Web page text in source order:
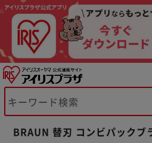
BRAUN 替刃 コンビパックブ
※ご確認ください